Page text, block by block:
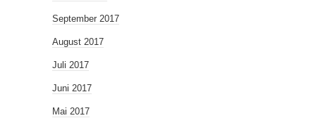
September 2017
August 2017
Juli 2017
Juni 2017
Mai 2017